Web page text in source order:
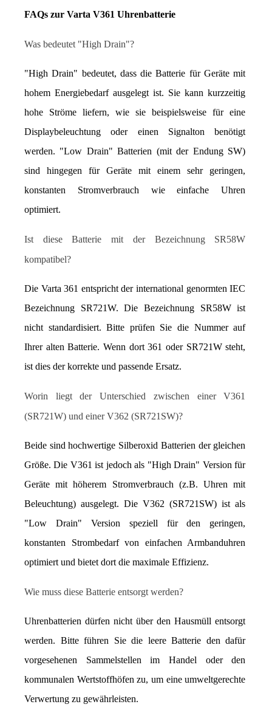
FAQs zur Varta V361 Uhrenbatterie
Was bedeutet "High Drain"?
"High Drain" bedeutet, dass die Batterie für Geräte mit
hohem Energiebedarf ausgelegt ist. Sie kann kurzzeitig
hohe Ströme liefern, wie sie beispielsweise für eine
Displaybeleuchtung oder einen Signalton benötigt
werden. "Low Drain" Batterien (mit der Endung SW)
sind hingegen für Geräte mit einem sehr geringen,
konstanten Stromverbrauch wie einfache Uhren
optimiert.
Ist diese Batterie mit der Bezeichnung SR58W
kompatibel?
Die Varta 361 entspricht der international genormten IEC
Bezeichnung SR721W. Die Bezeichnung SR58W ist
nicht standardisiert. Bitte prüfen Sie die Nummer auf
Ihrer alten Batterie. Wenn dort 361 oder SR721W steht,
ist dies der korrekte und passende Ersatz.
Worin liegt der Unterschied zwischen einer V361
(SR721W) und einer V362 (SR721SW)?
Beide sind hochwertige Silberoxid Batterien der gleichen
Größe. Die V361 ist jedoch als "High Drain" Version für
Geräte mit höherem Stromverbrauch (z.B. Uhren mit
Beleuchtung) ausgelegt. Die V362 (SR721SW) ist als
"Low Drain" Version speziell für den geringen,
konstanten Strombedarf von einfachen Armbanduhren
optimiert und bietet dort die maximale Effizienz.
Wie muss diese Batterie entsorgt werden?
Uhrenbatterien dürfen nicht über den Hausmüll entsorgt
werden. Bitte führen Sie die leere Batterie den dafür
vorgesehenen Sammelstellen im Handel oder den
kommunalen Wertstoffhöfen zu, um eine umweltgerechte
Verwertung zu gewährleisten.